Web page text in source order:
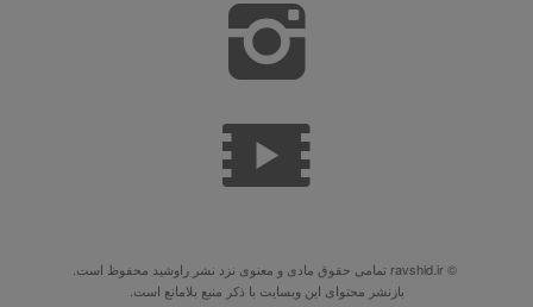
© ravshid.ir تمامی حقوق مادی و معنوی نزد نشر راوشید محفوظ است.
بازنشر محتوای این وبسایت با ذکر منبع بلامانع است.